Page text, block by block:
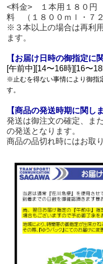
<料金> １本用１８０円
料 （１８００ｍｌ・７２
※３本以上の場合は再利
ます。
【お届け日時の御指定に
[午前中][14〜16時][16〜
※止むを得ない事情により御指
す。
【商品の発送時期に関し
発送は御注文の確定、ま
の発送となります。
商品の品切れ時にはお取